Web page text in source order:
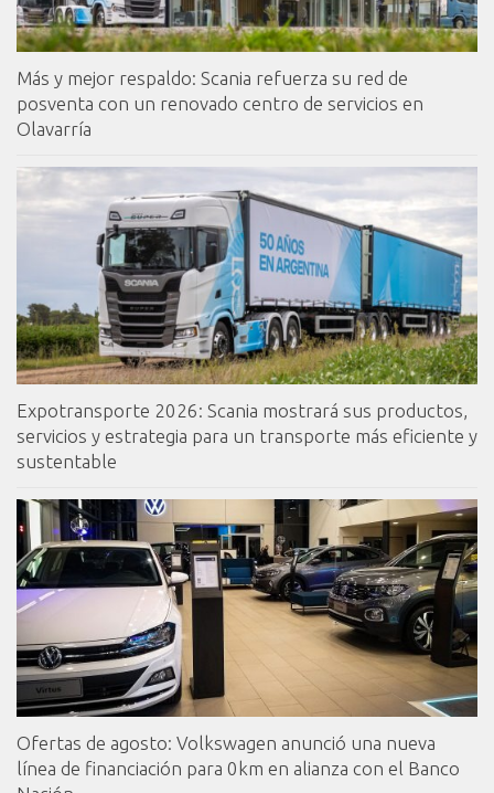
Más y mejor respaldo: Scania refuerza su red de
posventa con un renovado centro de servicios en
Olavarría
Expotransporte 2026: Scania mostrará sus productos,
servicios y estrategia para un transporte más eficiente y
sustentable
Ofertas de agosto: Volkswagen anunció una nueva
línea de financiación para 0km en alianza con el Banco